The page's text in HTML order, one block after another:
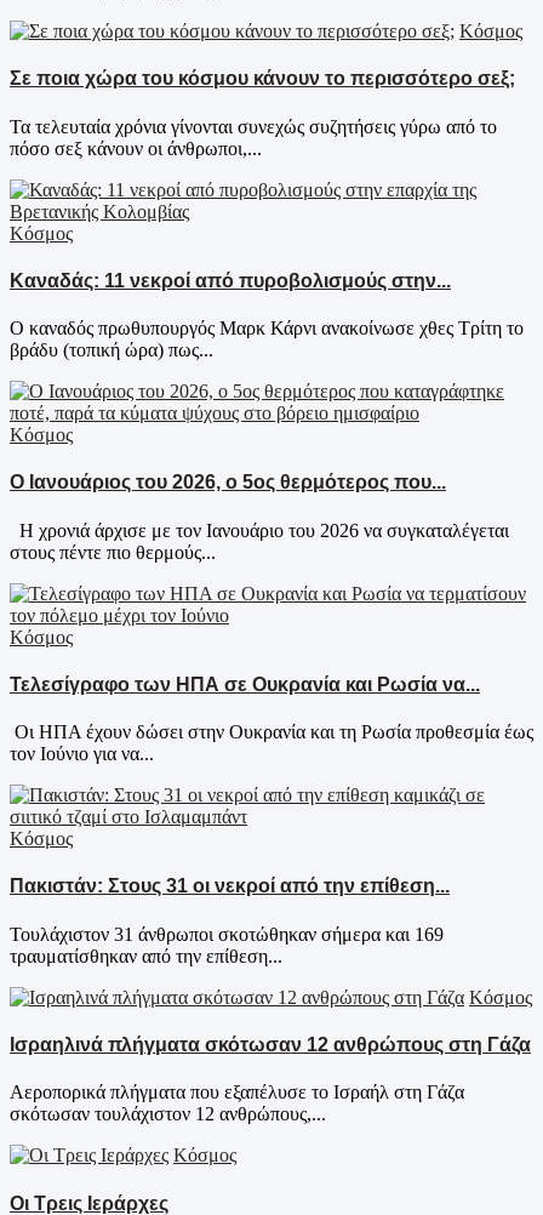
Κόσμος
Σε ποια χώρα του κόσμου κάνουν το περισσότερο σεξ;
Τα τελευταία χρόνια γίνoνται συνεχώς συζητήσεις γύρω από το
πόσο σεξ κάνουν οι άνθρωποι,...
Κόσμος
Καναδάς: 11 νεκροί από πυροβολισμούς στην...
Ο καναδός πρωθυπουργός Μαρκ Κάρνι ανακοίνωσε χθες Τρίτη το
βράδυ (τοπική ώρα) πως...
Κόσμος
Ο Ιανουάριος του 2026, ο 5ος θερμότερος που...
Η χρονιά άρχισε με τον Ιανουάριο του 2026 να συγκαταλέγεται
στους πέντε πιο θερμούς...
Κόσμος
Τελεσίγραφο των ΗΠΑ σε Ουκρανία και Ρωσία να...
Οι ΗΠΑ έχουν δώσει στην Ουκρανία και τη Ρωσία προθεσμία έως
τον Ιούνιο για να...
Κόσμος
Πακιστάν: Στους 31 οι νεκροί από την επίθεση...
Τουλάχιστον 31 άνθρωποι σκοτώθηκαν σήμερα και 169
τραυματίσθηκαν από την επίθεση...
Κόσμος
Ισραηλινά πλήγματα σκότωσαν 12 ανθρώπους στη Γάζα
Αεροπορικά πλήγματα που εξαπέλυσε το Ισραήλ στη Γάζα
σκότωσαν τουλάχιστον 12 ανθρώπους,...
Κόσμος
Οι Τρεις Ιεράρχες